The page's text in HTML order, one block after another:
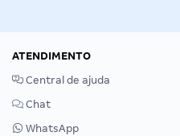
ATENDIMENTO
Central de ajuda
Chat
WhatsApp